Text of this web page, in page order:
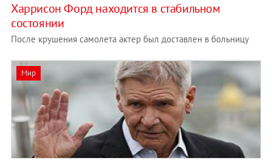
Харрисон Форд находится в стабильном
состоянии
После крушения самолета актер был доставлен в больницу
Мир